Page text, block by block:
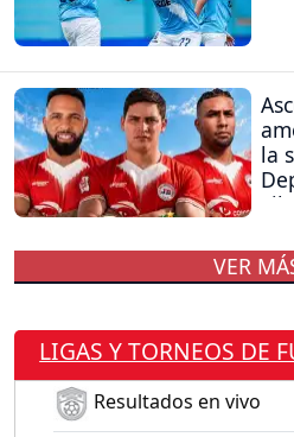
la
VER
LIGAS Y TORNEOS DE
Resultados en vivo